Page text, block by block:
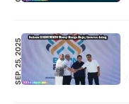
SEP. 25, 2025